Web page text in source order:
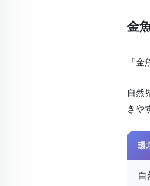
金
「
自然
きや
環
自